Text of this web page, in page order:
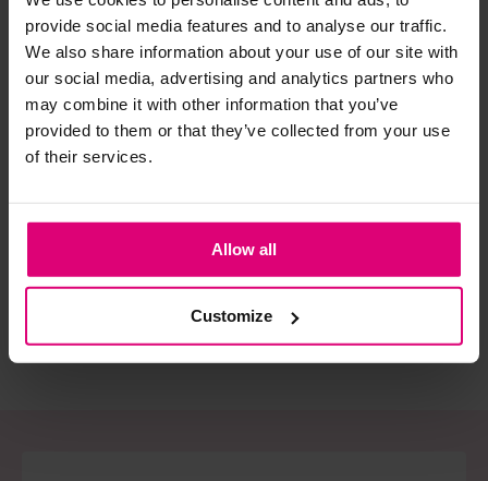
provide social media features and to analyse our traffic.
We also share information about your use of our site with
our social media, advertising and analytics partners who
may combine it with other information that you’ve
provided to them or that they’ve collected from your use
of their services.
Allow all
Customize
Strijkijzer/droogtrommel:
Kledingstukken met elastine zijn niet bestand tegen de hitte
van het strijkijzer en/of de droogtrommel. Ook in veel
spijkerbroeken is elastine (stretch) verwerkt en mogen dus
€ 22.50
€ 44.99